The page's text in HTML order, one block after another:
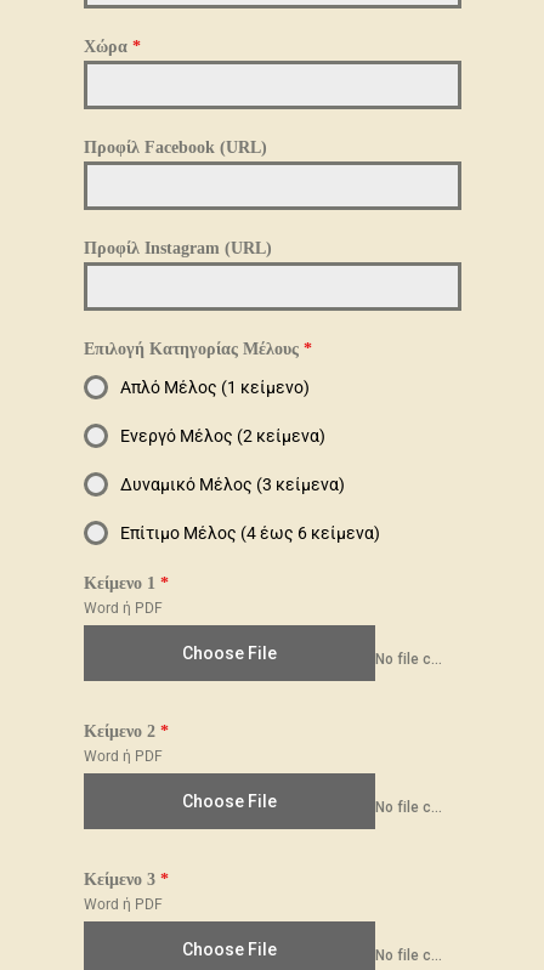
Χώρα *
Προφίλ Facebook (URL)
Προφίλ Instagram (URL)
Επιλογή Κατηγορίας Μέλους *
Απλό Μέλος (1 κείμενο)
Ενεργό Μέλος (2 κείμενα)
Δυναμικό Μέλος (3 κείμενα)
Επίτιμο Μέλος (4 έως 6 κείμενα)
Kείμενο 1 *
Word ή PDF
Choose File No file chosen
Kείμενο 2 *
Word ή PDF
Choose File No file chosen
Kείμενο 3 *
Word ή PDF
Choose File No file chosen